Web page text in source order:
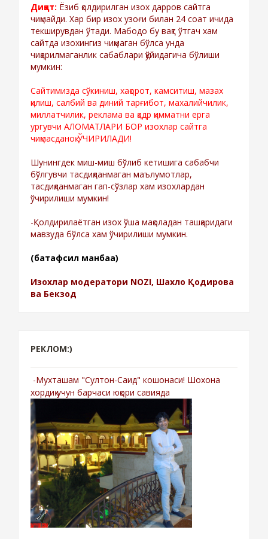
Диққат: Ёзиб қолдирилган изох дарров сайтга
чиқмайди. Хар бир изох узоғи билан 24 соат ичида
текширувдан ўтади. Мабодо бу вақт ўтгач хам
сайтда изохингиз чиқмаган бўлса унда
чиқарилмаганлик сабаблари қўйидагича бўлиши
мумкин:
Сайтимизда сўкиниш, хақорот, камситиш, мазах
қилиш, салбий ва диний тарғибот, махалийчилик,
миллатчилик, реклама ва қадр қимматни ерга
ургувчи АЛОМАТЛАРИ БОР изохлар сайтга
чиқмасданоқ ЎЧИРИЛАДИ!
Шунингдек миш-миш бўлиб кетишига сабабчи
бўлгувчи тасдиқланмаган маълумотлар,
тасдиқланмаган гап-сўзлар хам изохлардан
ўчирилиши мумкин!
-Қолдирилаётган изох ўша мақоладан ташқаридаги
мавзуда бўлса хам ўчирилиши мумкин.
(батафсил манбаа)
Изохлар модератори NOZI, Шахло Қодирова
ва Бекзод
РЕКЛОМ:)
-Мухташам "Султон-Саид" кошонаси! Шохона
хордиқ учун барчаси юқори савияда